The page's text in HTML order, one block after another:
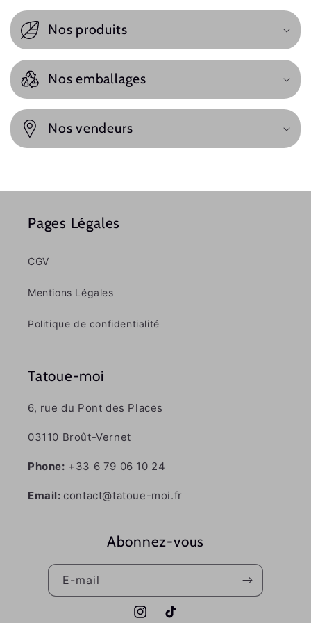
Nos produits
Nos emballages
Nos vendeurs
Pages Légales
CGV
Mentions Légales
Politique de confidentialité
Tatoue-moi
6, rue du Pont des Places
03110 Broût-Vernet
Phone: +33 6 79 06 10 24
Email: contact@tatoue-moi.fr
Abonnez-vous
E-mail
InstagramTikTok